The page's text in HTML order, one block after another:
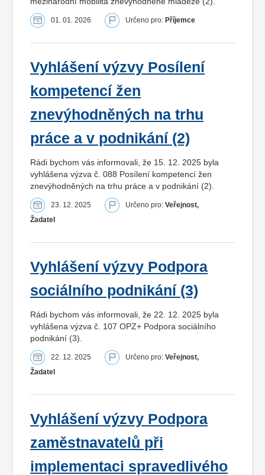
01. 01. 2026 Určeno pro: Příjemce
Vyhlášení výzvy Posílení
kompetencí žen
znevýhodněných na trhu
práce a v podnikání (2)
Rádi bychom vás informovali, že 15. 12. 2025 byla
vyhlášena výzva č. 088 Posílení kompetencí žen
znevýhodněných na trhu práce a v podnikání (2).
23. 12. 2025 Určeno pro: Veřejnost,
Žadatel
Vyhlášení výzvy Podpora
sociálního podnikání (3)
Rádi bychom vás informovali, že 22. 12. 2025 byla
vyhlášena výzva č. 107 OPZ+ Podpora sociálního
podnikání (3).
22. 12. 2025 Určeno pro: Veřejnost,
Žadatel
Vyhlášení výzvy Podpora
zaměstnavatelů při
implementaci spravedlivého